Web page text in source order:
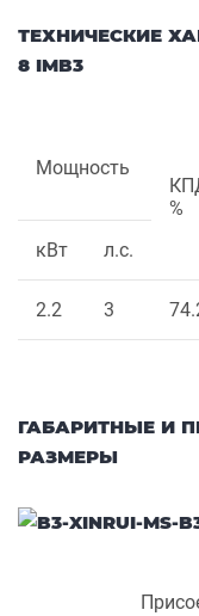
ТЕХНИЧЕСКИЕ
8 IMB3
Мощность
%
кВт
л.с.
2.2 3
ГАБАРИТНЫЕ И
РАЗМЕРЫ